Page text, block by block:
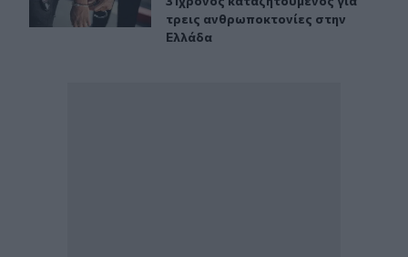
τρεις ανθρωποκτονίες στην
Ελλάδα